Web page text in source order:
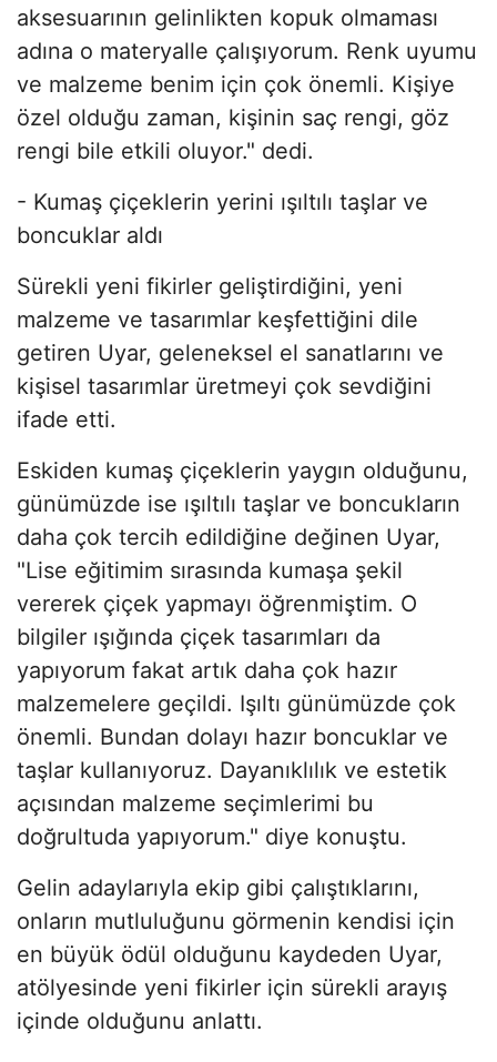
aksesuarının gelinlikten kopuk olmaması
adına o materyalle çalışıyorum. Renk uyumu
ve malzeme benim için çok önemli. Kişiye
özel olduğu zaman, kişinin saç rengi, göz
rengi bile etkili oluyor." dedi.
- Kumaş çiçeklerin yerini ışıltılı taşlar ve
boncuklar aldı
Sürekli yeni fikirler geliştirdiğini, yeni
malzeme ve tasarımlar keşfettiğini dile
getiren Uyar, geleneksel el sanatlarını ve
kişisel tasarımlar üretmeyi çok sevdiğini
ifade etti.
Eskiden kumaş çiçeklerin yaygın olduğunu,
günümüzde ise ışıltılı taşlar ve boncukların
daha çok tercih edildiğine değinen Uyar,
"Lise eğitimim sırasında kumaşa şekil
vererek çiçek yapmayı öğrenmiştim. O
bilgiler ışığında çiçek tasarımları da
yapıyorum fakat artık daha çok hazır
malzemelere geçildi. Işıltı günümüzde çok
önemli. Bundan dolayı hazır boncuklar ve
taşlar kullanıyoruz. Dayanıklılık ve estetik
açısından malzeme seçimlerimi bu
doğrultuda yapıyorum." diye konuştu.
Gelin adaylarıyla ekip gibi çalıştıklarını,
onların mutluluğunu görmenin kendisi için
en büyük ödül olduğunu kaydeden Uyar,
atölyesinde yeni fikirler için sürekli arayış
içinde olduğunu anlattı.